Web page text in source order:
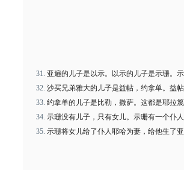
亚遍的儿子是以示。以示的儿子是示珊。示
沙买兄弟雅大的儿子是益帖，约拿单。益帖
约拿单的儿子是比勒，撒萨。这都是耶拉篾
示珊没有儿子，只有女儿。示珊有一个仆
示珊将女儿给了仆人耶哈为妻，给他生了亚